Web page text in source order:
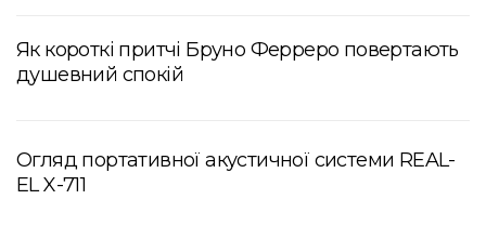
Як короткі притчі Бруно Ферреро повертають
душевний спокій
Огляд портативної акустичної системи REAL-
EL X-711